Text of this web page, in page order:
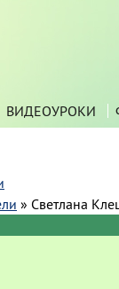
ВИДЕОУРОКИ
» Светлана